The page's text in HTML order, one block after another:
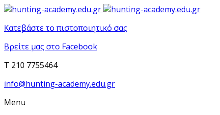
Κατεβάστε το πιστοποιητικό σας
Βρείτε μας στο Facebook
T 210 7755464
info@hunting-academy.edu.gr
Menu